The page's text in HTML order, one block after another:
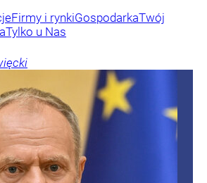
Firmy i rynkiGospodarkaTwój
Tylko u Nas